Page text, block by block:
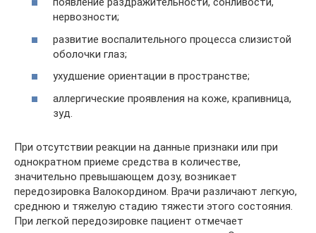
нервозности;
развитие воспалительного процесса слизистой
оболочки глаз;
ухудшение ориентации в пространстве;
аллергические проявления на коже, крапивница,
зуд.
При отсутствии реакции на данные признаки или при
однократном приеме средства в количестве,
значительно превышающем дозу, возникает
передозировка Валокордином. Врачи различают легкую,
среднюю и тяжелую стадию тяжести этого состояния.
При легкой передозировке пациент отмечает